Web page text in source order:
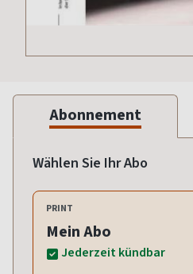
Abonnement
Wählen Sie Ihr Abo
PRINT
Mein Abo
Jederzeit kündbar